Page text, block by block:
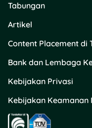
Tabungan
Artikel
Content Placement di
Bank dan Lembaga
Kebijakan Privasi
Kebijakan Keamanan